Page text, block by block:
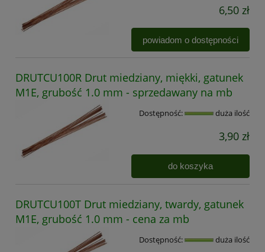
6,50 zł
powiadom o dostępności
DRUTCU100R Drut miedziany, miękki, gatunek
M1E, grubość 1.0 mm - sprzedawany na mb
Dostępność: duża ilość
3,90 zł
do koszyka
DRUTCU100T Drut miedziany, twardy, gatunek
M1E, grubość 1.0 mm - cena za mb
Dostępność: duża ilość